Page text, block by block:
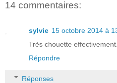
14 commentaires:
sylvie 15 octobre 2014 à
Très chouette
Répondre
Réponses